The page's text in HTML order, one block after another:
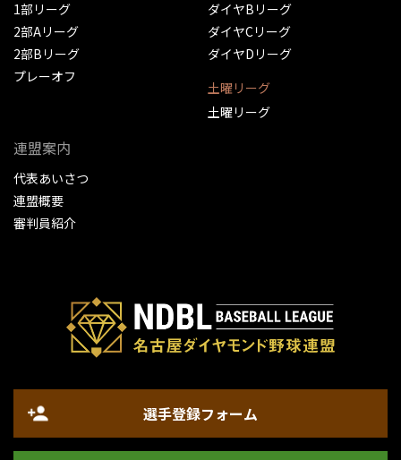
1部リーグ
2部Aリーグ
2部Bリーグ
プレーオフ
ダイヤBリーグ
ダイヤCリーグ
ダイヤDリーグ
土曜リーグ
土曜リーグ
連盟案内
代表あいさつ
連盟概要
審判員紹介
選手登録フォーム